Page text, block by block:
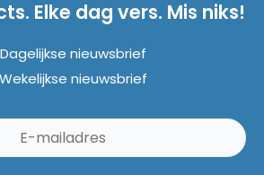
Elke dag vers. Mis niks!
Dagelijkse nieuwsbrief
Wekelijkse nieuwsbrief